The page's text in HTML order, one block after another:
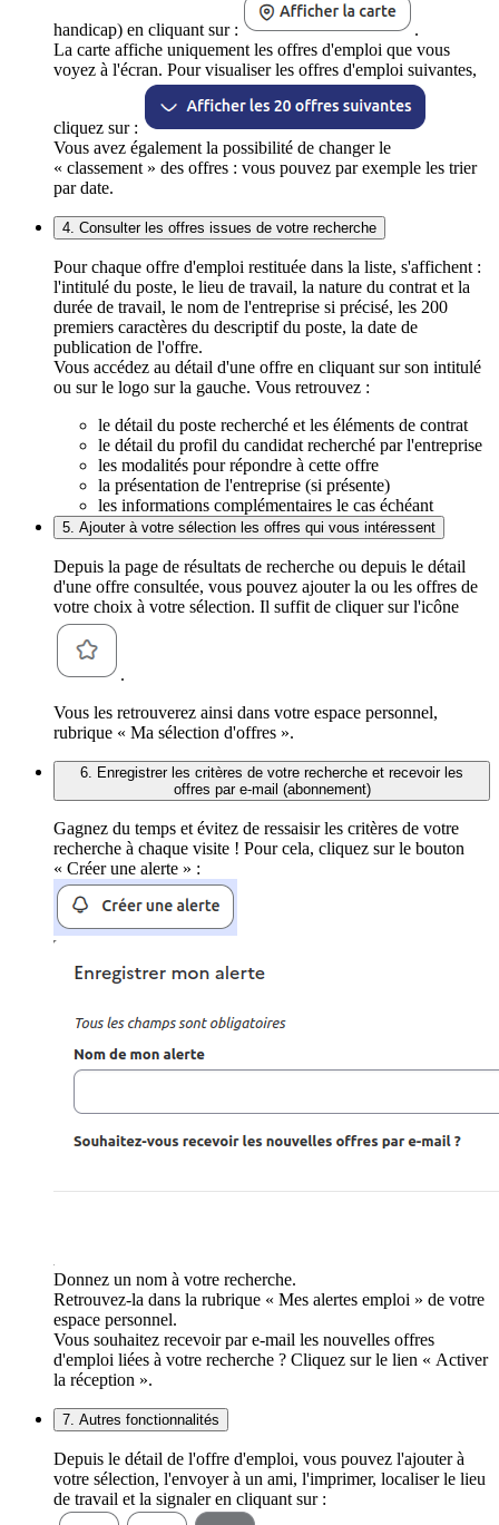
handicap) en cliquant sur :
.
La carte affiche uniquement les offres d'emploi que vous
voyez à l'écran. Pour visualiser les offres d'emploi suivantes,
cliquez sur :
Vous avez également la possibilité de changer le
« classement » des offres : vous pouvez par exemple les trier
par date.
4. Consulter les offres issues de votre recherche
Pour chaque offre d'emploi restituée dans la liste, s'affichent :
l'intitulé du poste, le lieu de travail, la nature du contrat et la
durée de travail, le nom de l'entreprise si précisé, les 200
premiers caractères du descriptif du poste, la date de
publication de l'offre.
Vous accédez au détail d'une offre en cliquant sur son intitulé
ou sur le logo sur la gauche. Vous retrouvez :
le détail du poste recherché et les éléments de contrat
le détail du profil du candidat recherché par l'entreprise
les modalités pour répondre à cette offre
la présentation de l'entreprise (si présente)
les informations complémentaires le cas échéant
5. Ajouter à votre sélection les offres qui vous intéressent
Depuis la page de résultats de recherche ou depuis le détail
d'une offre consultée, vous pouvez ajouter la ou les offres de
votre choix à votre sélection. Il suffit de cliquer sur l'icône
.
Vous les retrouverez ainsi dans votre espace personnel,
rubrique « Ma sélection d'offres ».
6. Enregistrer les critères de votre recherche et recevoir les
offres par e-mail (abonnement)
Gagnez du temps et évitez de ressaisir les critères de votre
recherche à chaque visite ! Pour cela, cliquez sur le bouton
« Créer une alerte » :
Donnez un nom à votre recherche.
Retrouvez-la dans la rubrique « Mes alertes emploi » de votre
espace personnel.
Vous souhaitez recevoir par e-mail les nouvelles offres
d'emploi liées à votre recherche ? Cliquez sur le lien « Activer
la réception ».
7. Autres fonctionnalités
Depuis le détail de l'offre d'emploi, vous pouvez l'ajouter à
votre sélection, l'envoyer à un ami, l'imprimer, localiser le lieu
de travail et la signaler en cliquant sur :